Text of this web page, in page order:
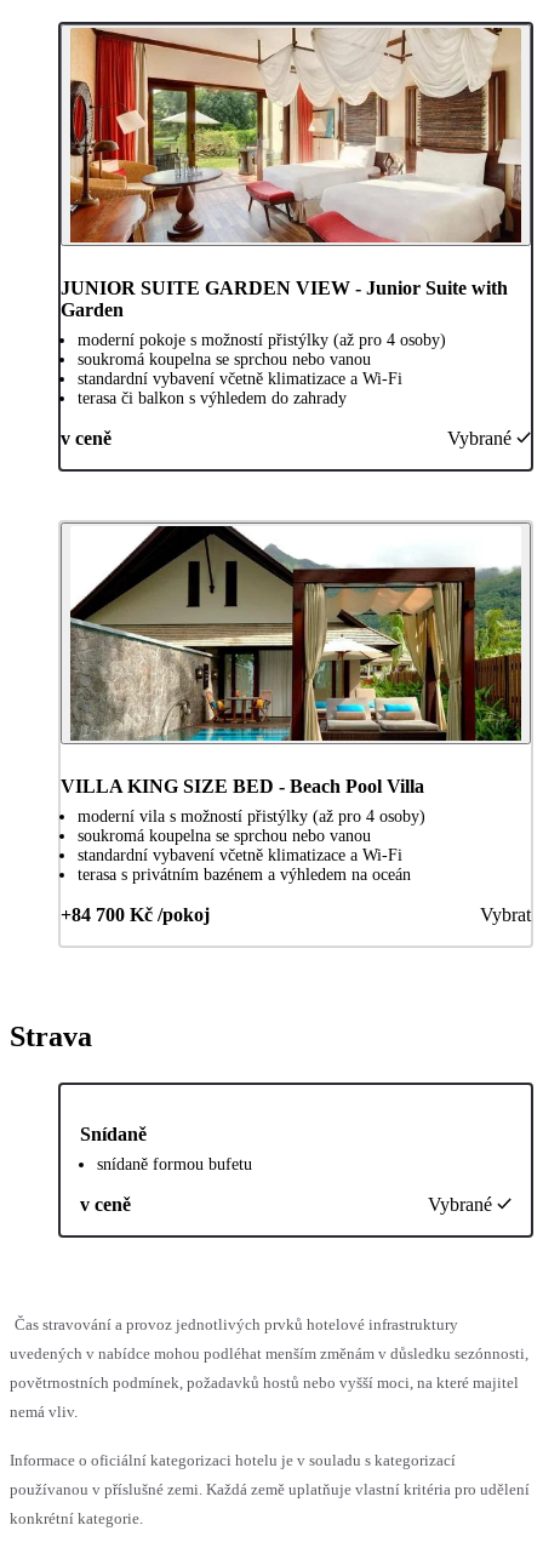
JUNIOR SUITE GARDEN VIEW - Junior Suite with
Garden
moderní pokoje s možností přistýlky (až pro 4 osoby)
soukromá koupelna se sprchou nebo vanou
standardní vybavení včetně klimatizace a Wi-Fi
terasa či balkon s výhledem do zahrady
v ceně Vybrané
VILLA KING SIZE BED - Beach Pool Villa
moderní vila s možností přistýlky (až pro 4 osoby)
soukromá koupelna se sprchou nebo vanou
standardní vybavení včetně klimatizace a Wi-Fi
terasa s privátním bazénem a výhledem na oceán
+84 700 Kč /pokoj Vybrat
Strava
Snídaně
snídaně formou bufetu
v ceně Vybrané
Čas stravování a provoz jednotlivých prvků hotelové infrastruktury
uvedených v nabídce mohou podléhat menším změnám v důsledku sezónnosti,
povětrnostních podmínek, požadavků hostů nebo vyšší moci, na které majitel
nemá vliv.
Informace o oficiální kategorizaci hotelu je v souladu s kategorizací
používanou v příslušné zemi. Každá země uplatňuje vlastní kritéria pro udělení
konkrétní kategorie.